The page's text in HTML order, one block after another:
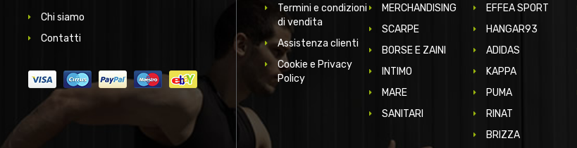
Chi siamo
Contatti
Termini e condizioni
di vendita
Assistenza clienti
Cookie e Privacy
Policy
MERCHANDISING
SCARPE
BORSE E ZAINI
INTIMO
MARE
SANITARI
EFFEA SPORT
HANGAR93
ADIDAS
KAPPA
PUMA
RINAT
BRIZZA